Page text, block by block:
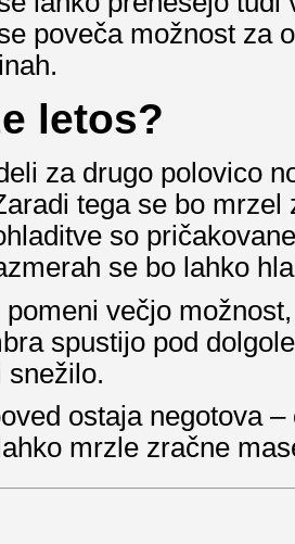
poveča možnost za
letos?
za drugo polovico
tega se bo
so
se bo lahko
večjo
spustijo pod
snežilo.
ostaja negotova
mrzle zračne